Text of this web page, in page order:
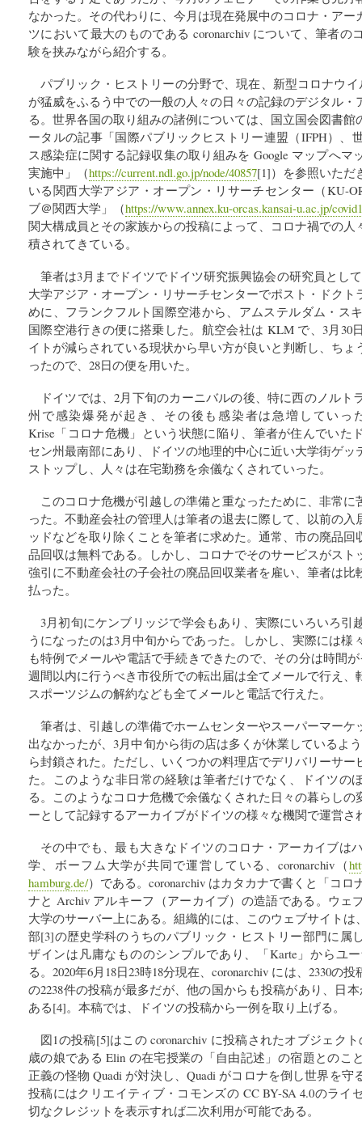
なかった。その代わりに、今月は現在発展中のコロナ・ア
ツにおいて最大のものである coronarchiv について、筆者の
験を挟みながら紹介する。
パブリック・ヒストリーの分野で、現在、新型コロナウ
が猛威をふるう中での一般の人々の日々の記録のデジタル
る。世界各国の取り組みの諸例については、国立国会図書
ータルの記事「国際パブリックヒストリー連盟（IFPH）、
ス感染症に関する記録収集の取り組みを Google マップへマ
実施中」（https://current.ndl.go.jp/node/40857[1]）を参照いただ
いる関西大学アジア・オープン・リサーチセンター（KU-
ブ＠関西大学」（https://www.annex.ku-orcas.kansai-u.ac.jp/
関大構成員とその家族からの投稿によって、コロナ禍での人
積されてきている。
筆者は3月までドイツでドイツ研究振興協会の研究員とし
大学アジア・オープン・リサーチセンターでポスト・ドク
めに、フランクフルト国際空港から、アムステルダム・ス
国際空港行きの便に搭乗した。航空会社は KLM で、3月30
イトが減らされている現状から早い方が良いと判断し、ち
ったので、28日の便を用いた。
ドイツでは、2月下旬のカーニバルの後、特に西のノルト
州で感染爆発が起き、その後も感染者は急増していっ
Krise「コロナ危機」という状態に陥り、筆者が住んでいた
セン州最南部にあり、ドイツの地理的中心に近い大学街ゲ
ストップし、人々は在宅勤務を余儀なくされていった。
このコロナ危機が引越しの準備と重なったために、非常
った。不動産会社の管理人は筆者の退去に際して、以前の
ッドなどを取り除くことを筆者に求めた。通常、市の廃品
品回収は無料である。しかし、コロナでそのサービスがスト
強引に不動産会社の子会社の廃品回収業者を雇い、筆者は比
払った。
3月初旬にケンブリッジで学会もあり、実際にいろいろ引
うになったのは3月中旬からであった。しかし、実際には様
も特例でメールや電話で手続きできたので、その分は時間
週間以内に行うべき市役所での転出届は全てメールで行え、
スポーツジムの解約なども全てメールと電話で行えた。
筆者は、引越しの準備でホームセンターやスーパーマーケ
出なかったが、3月中旬から街の店は多くが休業しているよ
ら封鎖された。ただし、いくつかの料理店でデリバリーサ
た。このような非日常の経験は筆者だけでなく、ドイツの
る。このようなコロナ危機で余儀なくされた日々の暮らし
ーとして記録するアーカイブがドイツの様々な機関で運営さ
その中でも、最も大きなドイツのコロナ・アーカイブは
学、ボーフム大学が共同で運営している、coronarchiv（
hamburg.de/）である。coronarchiv はカタカナで書くと「コロ
ナと Archiv アルキーフ（アーカイブ）の造語である。ウェ
大学のサーバー上にある。組織的には、このウェブサイト
部[3]の歴史学科のうちのパブリック・ヒストリー部門に属
ザインは凡庸なもののシンプルであり、「Karte」からユ
る。2020年6月18日23時18分現在、coronarchiv には、2330の
の2238件の投稿が最多だが、他の国からも投稿があり、日
ある[4]。本稿では、ドイツの投稿から一例を取り上げる。
図1の投稿[5]はこの coronarchiv に投稿されたオブジェク
歳の娘である Elin の在宅授業の「自由記述」の宿題とのこ
正義の怪物 Quadi が対決し、Quadi がコロナを倒し世界を
投稿にはクリエイティブ・コモンズの CC BY-SA 4.0のライ
切なクレジットを表示すれば二次利用が可能である。